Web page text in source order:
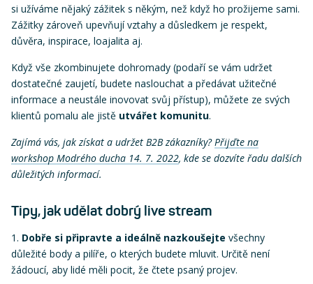
si užíváme nějaký zážitek s někým, než když ho prožijeme sami.
Zážitky zároveň upevňují vztahy a důsledkem je respekt,
důvěra, inspirace, loajalita aj.
Když vše zkombinujete dohromady (podaří se vám udržet
dostatečné zaujetí, budete naslouchat a předávat užitečné
informace a neustále inovovat svůj přístup), můžete ze svých
klientů pomalu ale jistě utvářet komunitu.
Zajímá vás, jak získat a udržet B2B zákazníky? Přijďte na
workshop Modrého ducha 14. 7. 2022, kde se dozvíte řadu dalších
důležitých informací.
Tipy, jak udělat dobrý live stream
Dobře si připravte a ideálně nazkoušejte všechny
důležité body a pilíře, o kterých budete mluvit. Určitě není
žádoucí, aby lidé měli pocit, že čtete psaný projev.